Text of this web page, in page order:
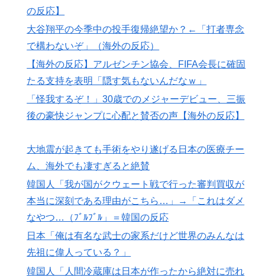
決勝も調査すべきと主張！」→「英国メディアも一斉に
指摘‥」
▶ 韓国人「我が国がクウェート戦で行った審判買収が本当
に深刻である理由がこちら…」→「これはダメなやつ…
（ﾌﾞﾙﾌﾞﾙ」＝韓国の反応
▶ 大地震が起きても手術をやり遂げる日本の医療チーム、
海外でも凄すぎると絶賛
支持を表明「隠す気もないんだなｗ」
▶ 軽飛行機が屋根すれすれを抜けて飛行場へ、車輪を出さ
ないまま胴体着陸「これよりひどい着陸なら山ほど見て
きた」【海外の反応】
▶ 海外「素晴らしい！」日本が買収したUSスチール驚異
の大復活に米国人が大喜び
▶ 日本旅行キャンセルすべきか…1万年ぶり史上最大級の
火山の兆し＝韓国の反応
の反応】
大谷翔平の今季中の投手復帰絶望か？←「打者専念
で構わないぞ」（海外の反応）
【海外の反応】アルゼンチン協会、FIFA会長に確固
たる支持を表明「隠す気もないんだなｗ」
「怪我するぞ！」30歳でのメジャーデビュー、三振
後の豪快ジャンプに心配と賛否の声【海外の反応】
大地震が起きても手術をやり遂げる日本の医療チー
ム、海外でも凄すぎると絶賛
韓国人「我が国がクウェート戦で行った審判買収が
本当に深刻である理由がこちら…」→「これはダメ
なやつ…（ﾌﾞﾙﾌﾞﾙ」＝韓国の反応
日本「俺は有名な武士の家系だけど世界のみんなは
先祖に偉人っている？」
韓国人「人間冷蔵庫は日本が作ったから絶対に売れ